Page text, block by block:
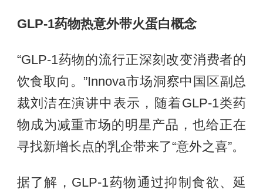
GLP-1药物热意外带火蛋白概念
“GLP-1药物的流行正深刻改变消费者的
饮食取向。”Innova市场洞察中国区副总
裁刘洁在演讲中表示，随着GLP-1类药
物成为减重市场的明星产品，也给正在
寻找新增长点的乳企带来了“意外之喜”。
据了解，GLP-1药物通过抑制食欲、延